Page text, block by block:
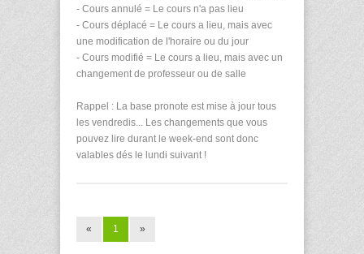
- Cours annulé = Le cours n'a pas lieu
- Cours déplacé = Le cours a lieu, mais avec
une modification de l'horaire ou du jour
- Cours modifié = Le cours a lieu, mais avec un
changement de professeur ou de salle
Rappel : La base pronote est mise à jour tous
les vendredis... Les changements que vous
pouvez lire durant le week-end sont donc
valables dés le lundi suivant !
« 1 »